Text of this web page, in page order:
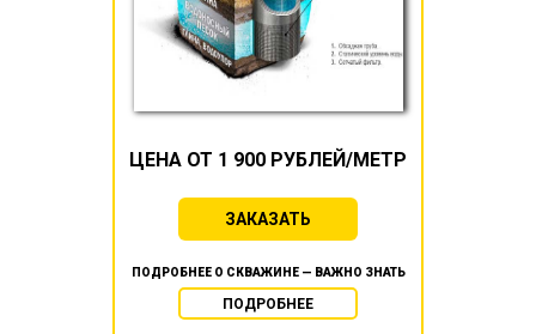
ЦЕНА ОТ 1 900 РУБЛЕЙ/МЕТР
ЗАКАЗАТЬ
ПОДРОБНЕЕ О СКВАЖИНЕ — ВАЖНО ЗНАТЬ
ПОДРОБНЕЕ